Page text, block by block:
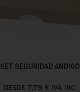
SET SEGURIDAD ANDIGO
DESDE 7,79 € IVA INC.